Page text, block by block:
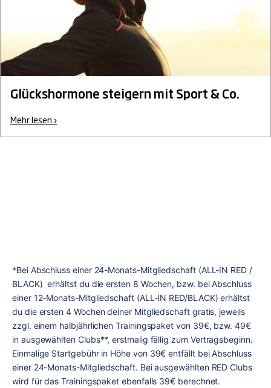
Glückshormone steigern mit Sport & Co.
Mehr lesen ›
*Bei Abschluss einer 24-Monats-Mitgliedschaft (ALL-IN RED /
BLACK)  erhältst du die ersten 8 Wochen, bzw. bei Abschluss
einer 12-Monats-Mitgliedschaft (ALL-IN RED/BLACK) erhältst
du die ersten 4 Wochen deiner Mitgliedschaft gratis, jeweils
zzgl. einem halbjährlichen Trainingspaket von 39€, bzw. 49€
in ausgewählten Clubs**, erstmalig fällig zum Vertragsbeginn.
Einmalige Startgebühr in Höhe von 39€ entfällt bei Abschluss
einer 24-Monats-Mitgliedschaft. Bei ausgewählten RED Clubs
wird für das Trainingspaket ebenfalls 39€ berechnet.